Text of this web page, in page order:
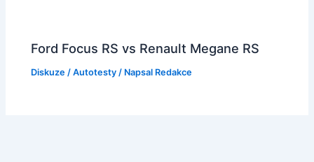
Ford Focus RS vs Renault Megane RS
Diskuze /Autotesty / Napsal Redakce